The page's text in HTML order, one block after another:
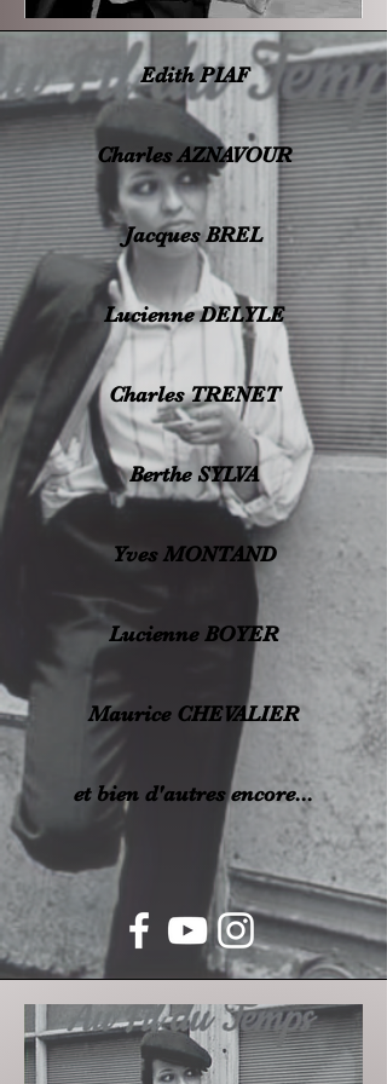
Edith PIAF
Charles AZNAVOUR
Jacques BREL
Lucienne DELYLE
Charles TRENET
Berthe SYLVA
Yves MONTAND
Lucienne BOYER
Maurice CHEVALIER
et bien d'autres encore...